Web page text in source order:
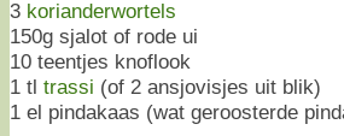
3 korianderwortels
150g sjalot of rode ui
10 teentjes knoflook
1 tl trassi (of 2 ansjovisjes uit blik)
1 el pindakaas (wat geroosterde